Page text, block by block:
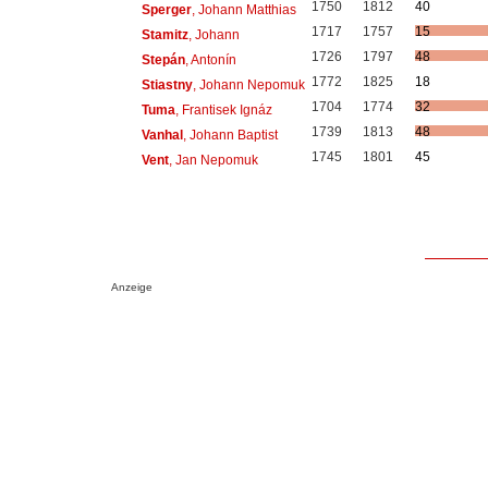
Sperger, Johann Matthias 1750 1812
40
Stamitz, Johann 1717 1757
15
Stepán, Antonín 1726 1797
48
Stiastny, Johann Nepomuk 1772 1825
18
Tuma , Frantisek Ignáz 1704 1774
32
Vanhal, Johann Baptist 1739 1813
48
Vent, Jan Nepomuk 1745 1801 45
Anzeige